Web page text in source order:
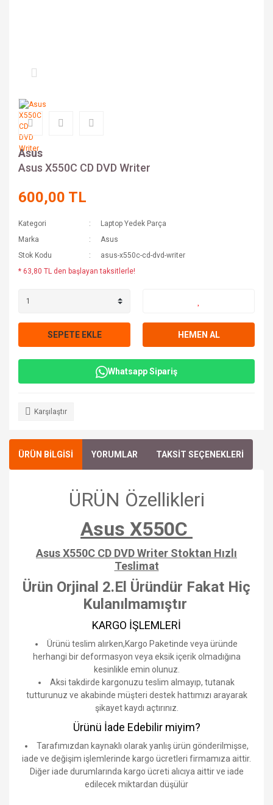
Asus
Asus X550C CD DVD Writer
600,00 TL
Kategori
Laptop Yedek Parça
Marka
Asus
Stok Kodu
asus-x550c-cd-dvd-writer
* 63,80 TL den başlayan taksitlerle!
SEPETE EKLE HEMEN AL
Whatsapp Sipariş
Karşılaştır
ÜRÜN BİLGİSİ YORUMLAR TAKSİT SEÇENEKLERİ
ÜRÜN Özellikleri
Asus X550C
Asus X550C CD DVD Writer Stoktan Hızlı
Teslimat
Ürün Orjinal 2.El Üründür Fakat Hiç
Kulanılmamıştır
KARGO İŞLEMLERİ
Ürünü teslim alırken,Kargo Paketinde veya üründe
herhangi bir deformasyon veya eksik içerik olmadığına
kesinlikle emin olunuz.
Aksi takdirde kargonuzu teslim almayıp, tutanak
tutturunuz ve akabinde müşteri destek hattımızı arayarak
şikayet kaydı açtırınız.
Ürünü İade Edebilir miyim?
Tarafımızdan kaynaklı olarak yanlış ürün gönderilmişse,
iade ve değişim işlemlerinde kargo ücretleri firmamıza aittir.
Diğer iade durumlarında kargo ücreti alıcıya aittir ve iade
edilecek miktardan düşülür